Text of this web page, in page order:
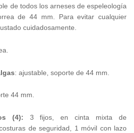
de todos los arneses de espeleología
de 44 mm. Para evitar cualquier
cuidadosamente.
: ajustable, soporte de 44 mm.
44 mm.
(4): 3 fijos, en cinta mixta de
de seguridad, 1 móvil con lazo